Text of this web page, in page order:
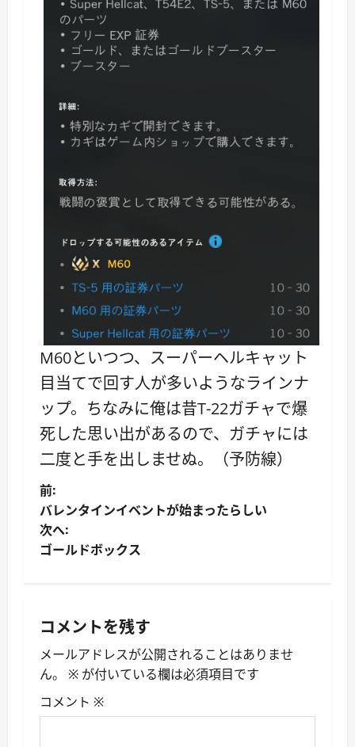
M60といつつ、スーパーヘルキャット
目当てで回す人が多いようなラインナ
ップ。ちなみに俺は昔T-22ガチャで爆
死した思い出があるので、ガチャには
二度と手を出しませぬ。（予防線）
投
稿
ナ
ゲ
ー
シ
ョ
前:
バレンタインイベントが始まったらしい
次へ:
ゴールドボックス
コメントを残す
メールアドレスが公開されることはありませ
ん。
※ が付いている欄は必須項目です
コメント ※